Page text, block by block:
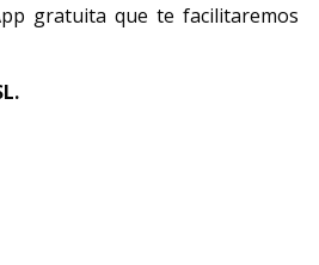
gratuita que te facilitaremos